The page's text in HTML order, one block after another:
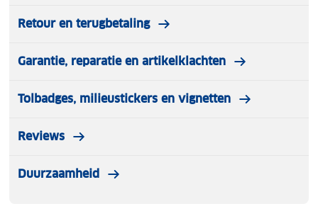
Retour en terugbetaling
Garantie, reparatie en artikelklachten
Tolbadges, milieustickers en vignetten
Reviews
Duurzaamheid